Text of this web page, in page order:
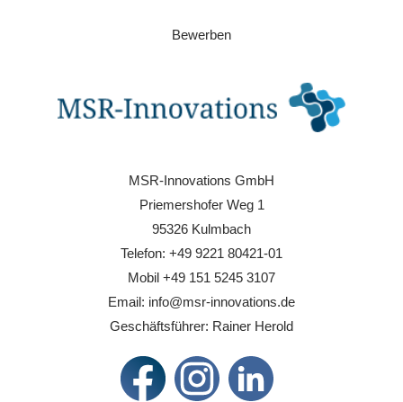
Bewerben
MSR-Innovations GmbH
Priemershofer Weg 1
95326 Kulmbach
Telefon: +49 9221 80421-01
Mobil +49 151 5245 3107
Email: info@msr-innovations.de
Geschäftsführer: Rainer Herold